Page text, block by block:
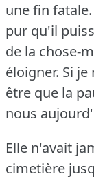
une fin fatale.
pur qu'il
de la chose-
éloigner. Si je
être que la
nous
Elle n'avait
cimetière